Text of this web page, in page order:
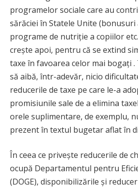
programelor sociale care au
sărăciei în Statele Unite
programe de nutriție a copiilor
crește apoi, pentru că se extind
taxe în favoarea celor mai bogați
să aibă, într-adevăr, nicio
reducerile de taxe pe care le-a
promisiunile sale de a elimina
orele suplimentare, de exemplu,
prezent în textul bugetar aflat în
În ceea ce privește reducerile de
ocupă Departamentul pentru
(DOGE), disponibilizările și